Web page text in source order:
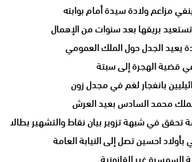
مزاعم ولادة سيدة أمام بوابته
بريقها بعد سنوات من الإهمال
يعيد الجدل حول الملك العمومي
بانفجار لغم في مجدل زون
محمد السادس بعيد العرش
تحقق في شبهة تزوير بيان نقاط والتشهير بطالب
احسين تصل إلى النيابة العامة